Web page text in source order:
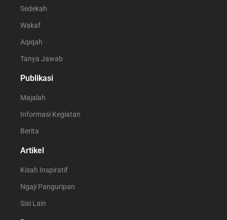
Sedekah
Wakaf
Aqiqah
Tanya Jawab
Publikasi
Majalah
Informasi Kegiatan
Berita
Artikel
Kisah Inspiratif
Ngaji Panguripan
Sisi Lain